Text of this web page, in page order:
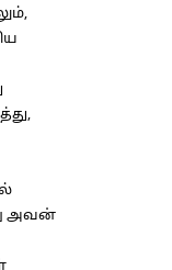
அவன்